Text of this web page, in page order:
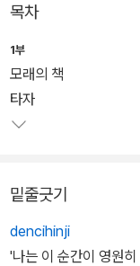
목차
1부
모래의 책
타자
밑줄긋기
dencihinji
'나는 이 순간이 영원